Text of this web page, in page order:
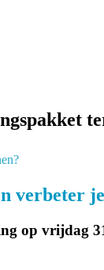
verbeter
op vrijdag